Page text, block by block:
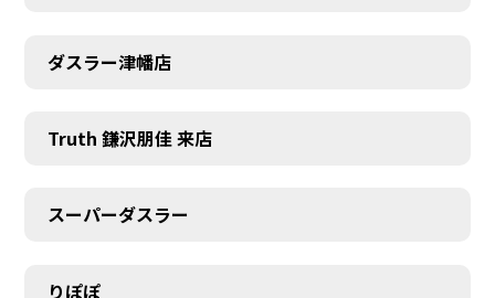
ダスラー津幡店
Truth 鎌沢朋佳 来店
スーパーダスラー
りぽぽ